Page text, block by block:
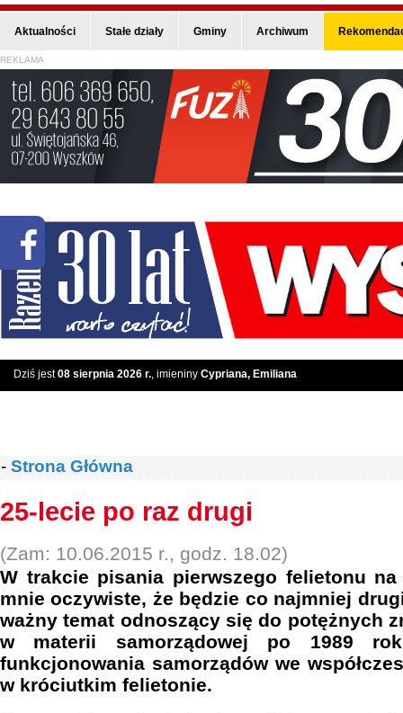
Aktualności Stałe działy Gminy Archiwum
REKLAMA
Dziś jest08 sierpnia 2026 r., imieniny Cypriana, Emiliana
- Strona Główna
25-lecie po raz drugi
(Zam: 10.06.2015 r., godz. 18.02)
W trakcie pisania pierwszego felietonu
mnie oczywiste, że będzie co najmniej
ważny temat odnoszący się do potężnych
w materii samorządowej po 1989
funkcjonowania samorządów we
w króciutkim felietonie.